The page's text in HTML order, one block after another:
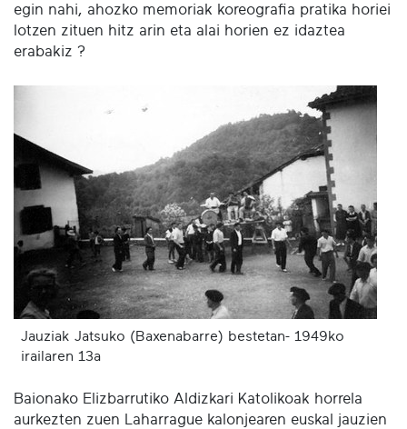
egin nahi, ahozko memoriak koreografia pratika horiei
lotzen zituen hitz arin eta alai horien ez idaztea
erabakiz ?
Jauziak Jatsuko (Baxenabarre) bestetan- 1949ko
irailaren 13a
Baionako Elizbarrutiko Aldizkari Katolikoak horrela
aurkezten zuen Laharrague kalonjearen euskal jauzien